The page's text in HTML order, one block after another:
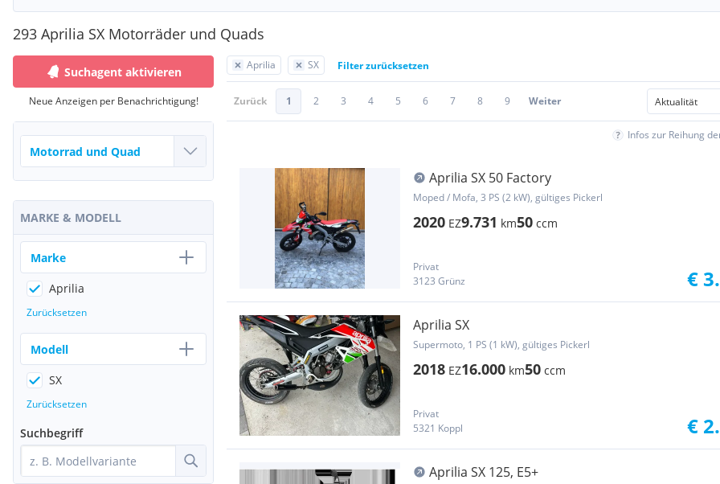
293 Aprilia SX Motorräder und Quads
Aprilia SX Filter zurücksetzen
Zurück 1 2 3 4 5 6 7 8 9 Weiter
Infos zur Reihung
Aprilia SX 50 Factory
Moped / Mofa, 3 PS (2 kW), gültiges Pickerl
2020 EZ9.731 km50 ccm
Privat
3123 Grünz
€
Aprilia SX
Supermoto, 1 PS (1 kW), gültiges Pickerl
2018 EZ16.000 km50 ccm
Privat
5321 Koppl
€
Aprilia SX 125, E5+
Suchagent aktivieren
Neue Anzeigen per Benachrichtigung!
MARKE & MODELL
Marke
Aprilia
Zurücksetzen
Modell
SX
Zurücksetzen
Suchbegriff